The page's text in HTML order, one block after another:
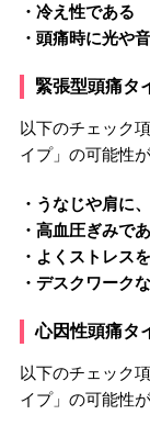
・冷え性である
・頭痛時に光や
緊張型頭痛タ
以下のチェック
イプ」の可能性
・うなじや肩に
・高血圧ぎみで
・よくストレス
・デスクワーク
心因性頭痛タ
以下のチェック
イプ」の可能性